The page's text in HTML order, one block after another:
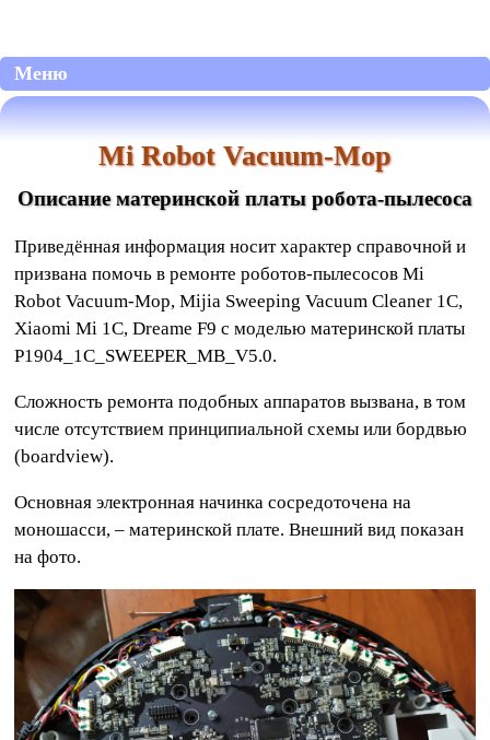
Меню
Mi Robot Vacuum-Mop
Описание материнской платы робота-пылесоса
Приведённая информация носит характер справочной и
призвана помочь в ремонте роботов-пылесосов Mi
Robot Vacuum-Mop, Mijia Sweeping Vacuum Cleaner 1C,
Xiaomi Mi 1C, Dreame F9 с моделью материнской платы
P1904_1C_SWEEPER_MB_V5.0.
Сложность ремонта подобных аппаратов вызвана, в том
числе отсутствием принципиальной схемы или бордвью
(boardview).
Основная электронная начинка сосредоточена на
моношасси, – материнской плате. Внешний вид показан
на фото.